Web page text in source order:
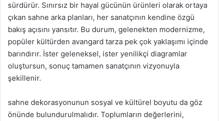
sürdürür. Sınırsız bir hayal gücünün ürünleri olarak ortaya
çıkan sahne arka planları, her sanatçının kendine özgü
bakış açısını yansıtır. Bu durum, gelenekten modernizme,
popüler kültürden avangard tarza pek çok yaklaşımı içinde
barındırır. İster geleneksel, ister yenilikçi diagramlar
oluştursun, sonuç tamamen sanatçının vizyonuyla
şekillenir.
sahne dekorasyonunun sosyal ve kültürel boyutu da göz
önünde bulundurulmalıdır. Toplumların değerlerini,